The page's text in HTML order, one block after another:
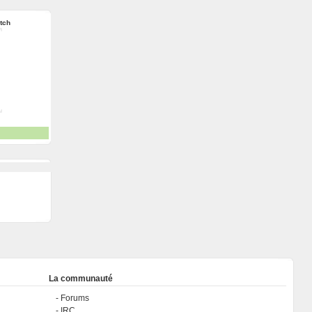
La communauté
Forums